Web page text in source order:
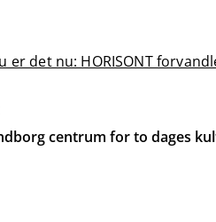
er det nu: HORISONT
centrum for to dages